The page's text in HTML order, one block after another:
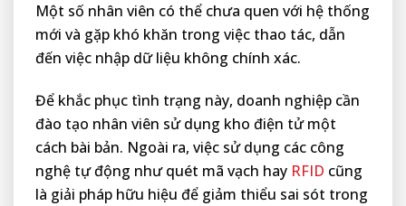
Một số nhân viên có thể chưa quen với hệ thống
mới và gặp khó khăn trong việc thao tác, dẫn
đến việc nhập dữ liệu không chính xác.
Để khắc phục tình trạng này, doanh nghiệp cần
đào tạo nhân viên sử dụng kho điện tử một
cách bài bản. Ngoài ra, việc sử dụng các công
nghệ tự động như quét mã vạch hay RFID cũng
là giải pháp hữu hiệu để giảm thiểu sai sót trong